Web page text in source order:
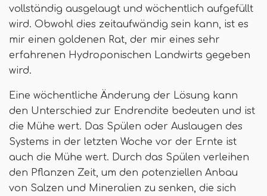
vollständig ausgelaugt und wöchentlich aufgefüllt
wird. Obwohl dies zeitaufwändig sein kann, ist es
mir einen goldenen Rat, der mir eines sehr
erfahrenen Hydroponischen Landwirts gegeben
wird.
Eine wöchentliche Änderung der Lösung kann
den Unterschied zur Endrendite bedeuten und ist
die Mühe wert. Das Spülen oder Auslaugen des
Systems in der letzten Woche vor der Ernte ist
auch die Mühe wert. Durch das Spülen verleihen
den Pflanzen Zeit, um den potenziellen Anbau
von Salzen und Mineralien zu senken, die sich